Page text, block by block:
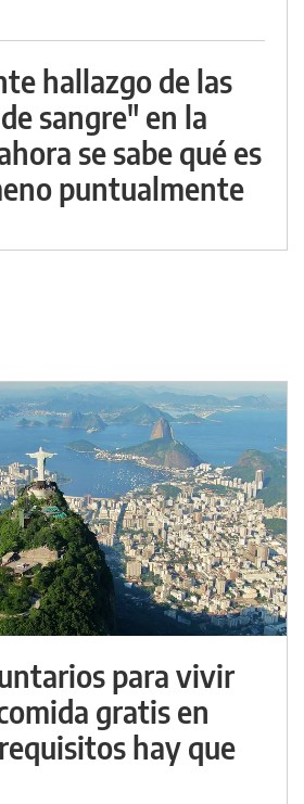
hallazgo de las
sangre" en la
se sabe qué es
puntualmente
para vivir
gratis en
hay que